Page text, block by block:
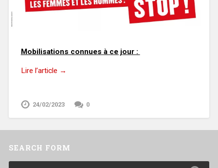
Mobilisations connues à ce jour :
Lire l’article →
24/02/2023 0
SEARCH FORM